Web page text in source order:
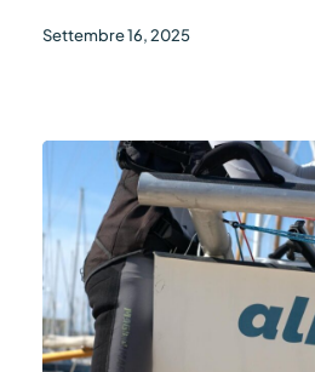
Settembre 16, 2025